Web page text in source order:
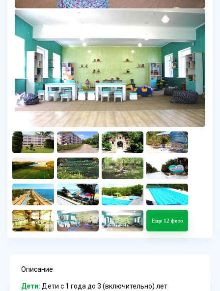
Еще 12 фото
Описание
Дети: Дети с 1 года до 3 (включительно) лет